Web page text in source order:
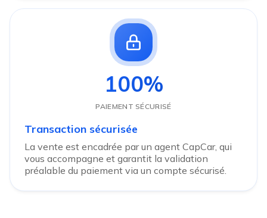
100%
PAIEMENT SÉCURISÉ
Transaction sécurisée
La vente est encadrée par un agent CapCar, qui
vous accompagne et garantit la validation
préalable du paiement via un compte sécurisé.